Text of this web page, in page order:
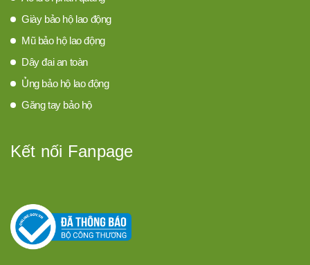
Giày bảo hộ lao động
Mũ bảo hộ lao động
Dây đai an toàn
Ủng bảo hộ lao động
Găng tay bảo hộ
Kết nối Fanpage